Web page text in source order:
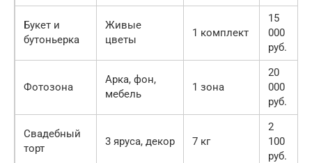
Букет и
бутоньерка
Живые
цветы
1 комплект
15
000
руб.
Фотозона
Арка, фон,
мебель
1 зона
20
000
руб.
Свадебный
торт
3 яруса, декор 7 кг
2
100
руб.